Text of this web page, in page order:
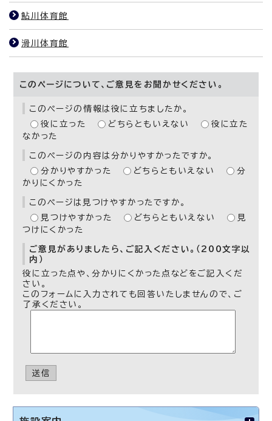
鮎川体育館
滑川体育館
このページについて、ご意見をお聞かせください。
このページの情報は役に立ちましたか。
役に立った
どちらともいえない
役に立た
なかった
このページの内容は分かりやすかったですか。
分かりやすかった
どちらともいえない
分
かりにくかった
このページは見つけやすかったですか。
見つけやすかった
どちらともいえない
見
つけにくかった
ご意見がありましたら、ご記入ください。（200文字以
内）
役に立った点や、分かりにくかった点などをご記入くだ
さい。
このフォームに入力されても回答いたしませんので、ご
了承ください。
送信